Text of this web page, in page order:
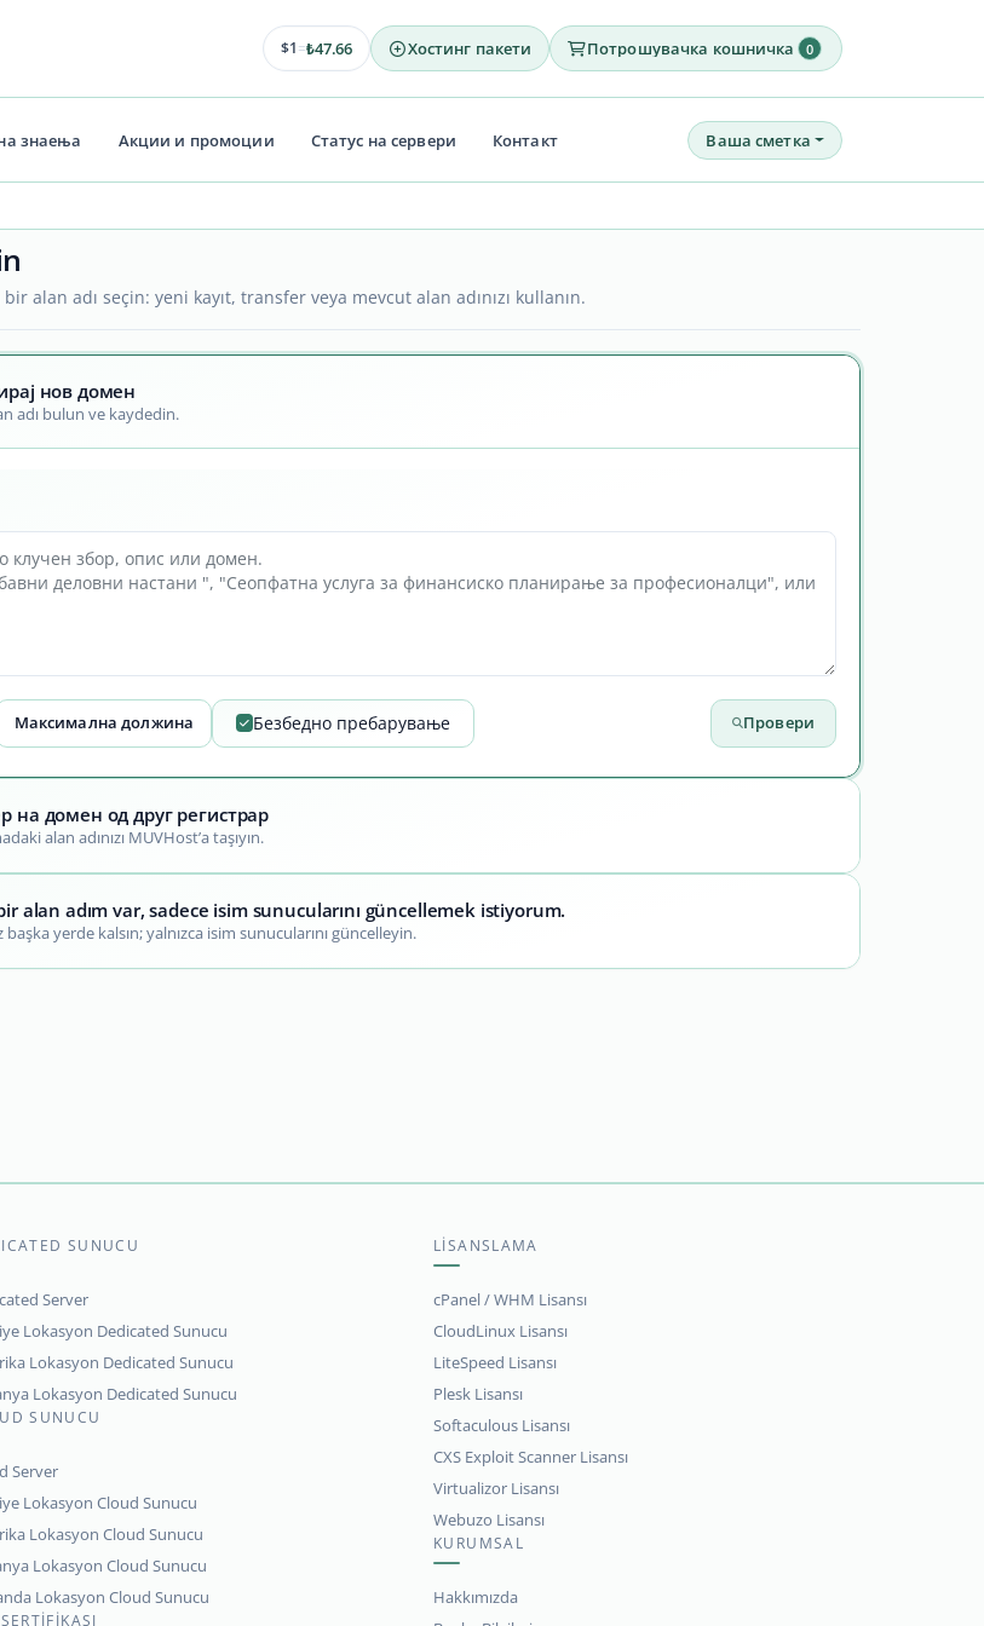
$1=₺47.66 Хостинг пакети Потрошувачка кошничка 0
знаења Акции и промоции Статус на сервери Контакт Ваша сметка
alan adı seçin: yeni kayıt, transfer veya mevcut alan adınızı kullanın.
нов домен
adı bulun ve kaydedin.
Максимална должина Безбедно пребарување Провери
на домен од друг регистрар
alan adınızı MUVHost’a taşıyın.
alan adım var, sadece isim sunucularını güncellemek istiyorum.
başka yerde kalsın; yalnızca isim sunucularını güncelleyin.
SUNUCU
Server
Lokasyon Dedicated Sunucu
Lokasyon Dedicated Sunucu
Lokasyon Dedicated Sunucu
SUNUCU
Server
Lokasyon Cloud Sunucu
Lokasyon Cloud Sunucu
Lokasyon Cloud Sunucu
Lokasyon Cloud Sunucu
LİSANSLAMA
cPanel / WHM Lisansı
CloudLinux Lisansı
LiteSpeed Lisansı
Plesk Lisansı
Softaculous Lisansı
CXS Exploit Scanner Lisansı
Virtualizor Lisansı
Webuzo Lisansı
KURUMSAL
Hakkımızda